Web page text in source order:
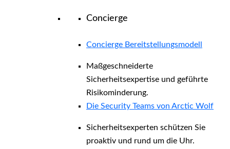
Concierge
Concierge Bereitstellungsmodell
Maßgeschneiderte
Sicherheitsexpertise und geführte
Risikominderung.
Die Security Teams von Arctic Wolf
Sicherheitsexperten schützen Sie
proaktiv und rund um die Uhr.